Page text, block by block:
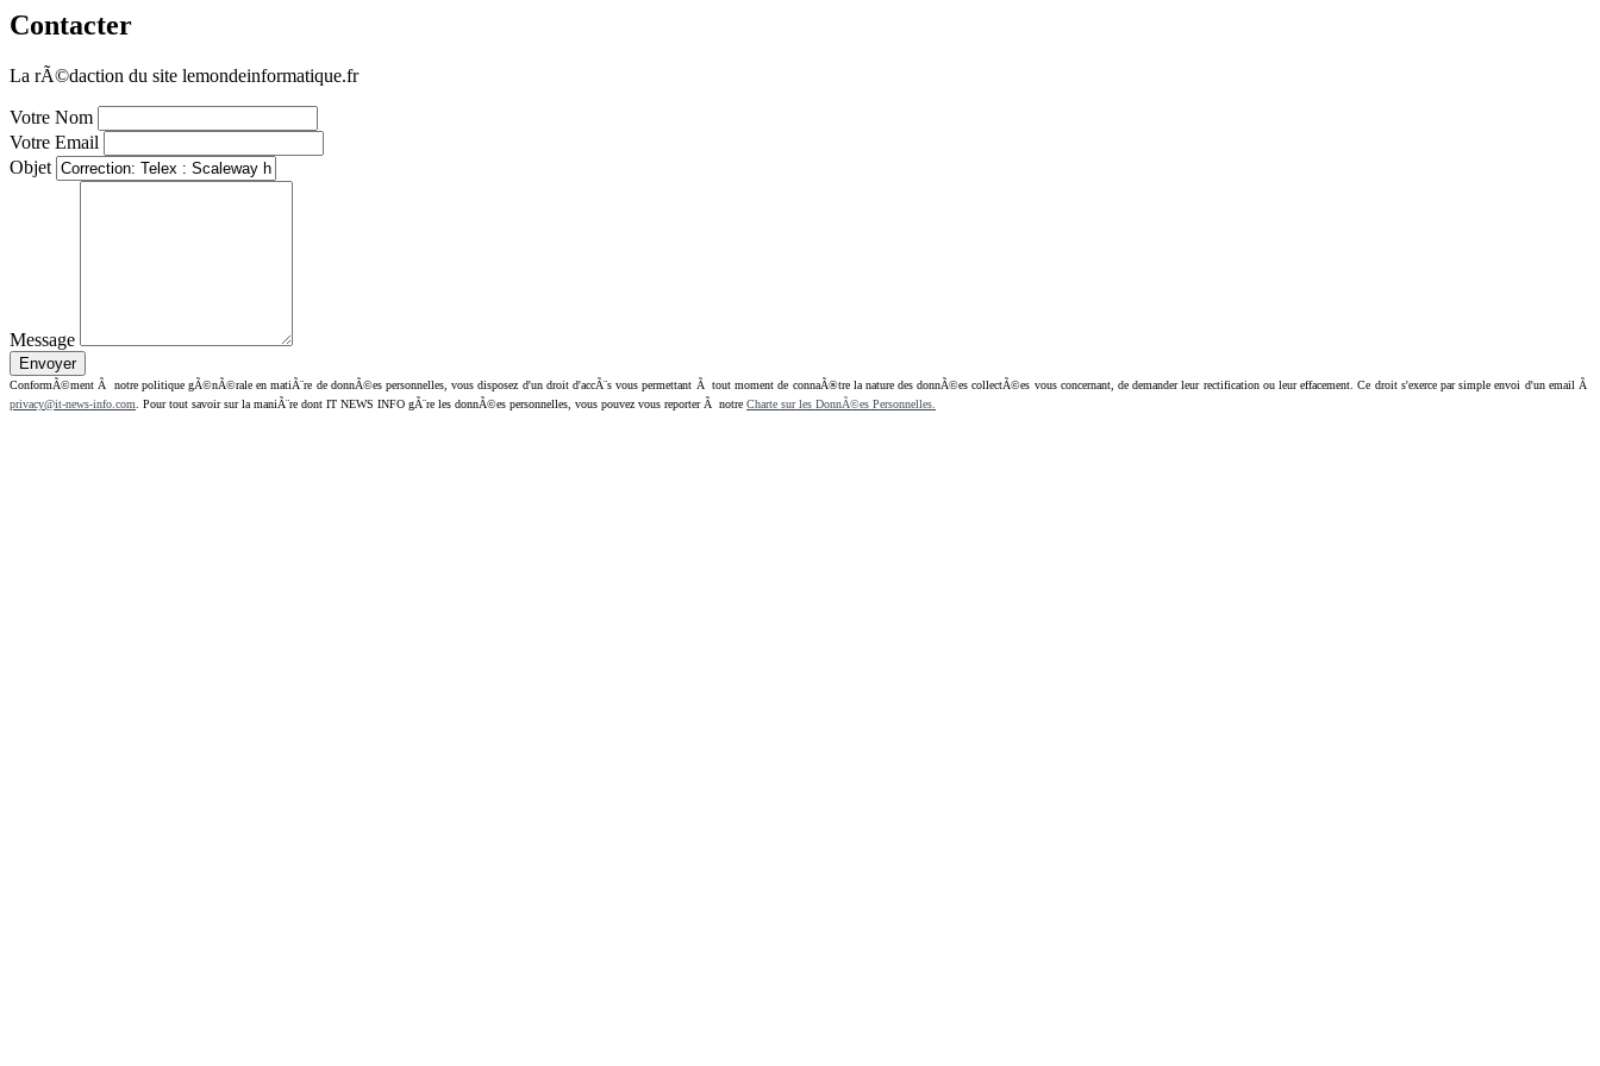
Contacter
La rÃ©daction du site lemondeinformatique.fr
Votre Nom
Votre Email
Objet
Message
ConformÃ©ment Ã notre politique gÃ©nÃ©rale en matiÃ¨re de donnÃ©es personnelles, vous disposez d'un droit d'accÃ¨s vous permettant Ã tout moment de connaÃ®tre la nature des donnÃ©es collectÃ©es vous concernant, de demander leur rectification ou leur effacement. Ce droit s'exerce par simple envoi d'un email Ã
privacy@it-news-info.com . Pour tout savoir sur la maniÃ¨re dont IT NEWS INFO gÃ¨re les donnÃ©es personnelles, vous pouvez vous reporter Ã notre Charte sur les DonnÃ©es Personnelles.